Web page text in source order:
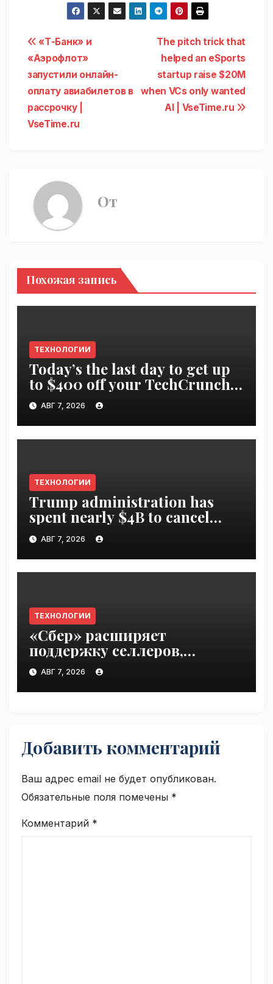
Навигация
по
записям
The pitch trick that
helped an eSports
startup raise $20M
when VCs only wanted
AI | VseTime.ru
«Т-Банк» и
«Аэрофлот»
запустили онлайн-
оплату авиабилетов в
рассрочку |
VseTime.ru
От
Похожая запись
ТЕХНОЛОГИИ
Today’s the last day to get up
to $400 off your TechCrunch
Disrupt 2026 ticket |
VseTime.ru
АВГ 7, 2026
ТЕХНОЛОГИИ
Trump administration has
spent nearly $4B to cancel
offshore wind farms |
VseTime.ru
АВГ 7, 2026
ТЕХНОЛОГИИ
«Сбер» расширяет
поддержку селлеров,
пострадавших от
инцидентов на складах
Wildberries | VseTime.ru
АВГ 7, 2026
Добавить комментарий
Ваш адрес email не будет опубликован.
Обязательные поля помечены *
Комментарий *